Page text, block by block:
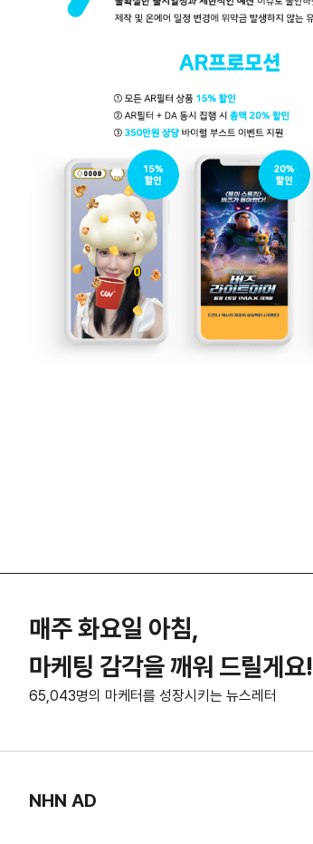
매주 화요일 아침,
마케팅 감각을 깨워 드릴게요!
65,043명의 마케터를 성장시키는 뉴스레터
NHN AD